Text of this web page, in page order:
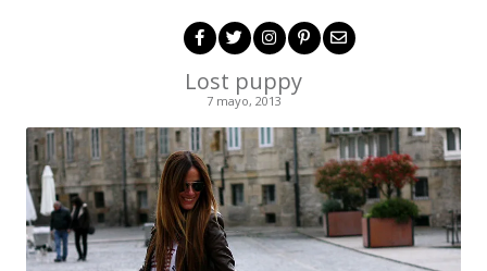
Lost puppy
7 mayo, 2013